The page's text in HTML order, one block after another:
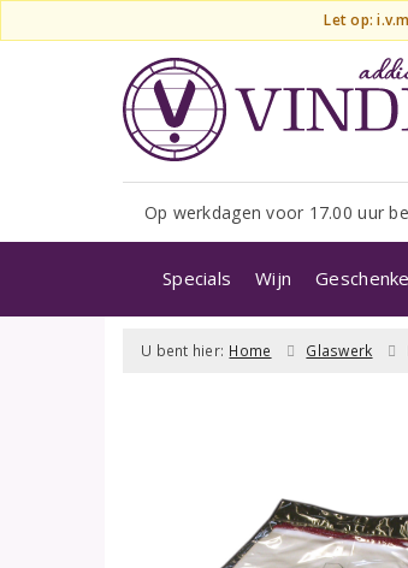
Let op:
Op werkdagen voor 17.00 uur
Specials Wijn
U bent hier: Home Glaswerk